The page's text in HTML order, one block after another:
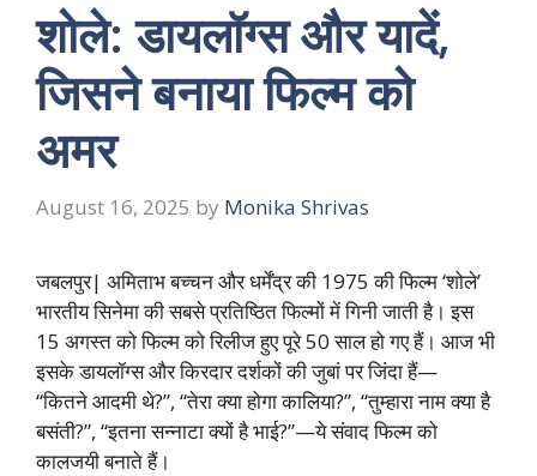
शोले: डायलॉग्स और यादें,
जिसने बनाया फिल्म को
अमर
August 16, 2025 by Monika Shrivas
जबलपुर| अमिताभ बच्चन और धर्मेंद्र की 1975 की फिल्म ‘शोले’
भारतीय सिनेमा की सबसे प्रतिष्ठित फिल्मों में गिनी जाती है। इस
15 अगस्त को फिल्म को रिलीज हुए पूरे 50 साल हो गए हैं। आज भी
इसके डायलॉग्स और किरदार दर्शकों की जुबां पर जिंदा हैं—
“कितने आदमी थे?”, “तेरा क्या होगा कालिया?”, “तुम्हारा नाम क्या है
बसंती?”, “इतना सन्नाटा क्यों है भाई?”—ये संवाद फिल्म को
कालजयी बनाते हैं।